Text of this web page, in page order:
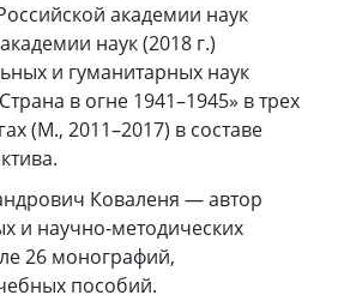
академии наук
наук (2018 г.)
и гуманитарных наук
в огне 1941–1945» в трех
(М., 2011–2017) в составе
Коваленя — автор
и научно-методических
26 монографий,
пособий.